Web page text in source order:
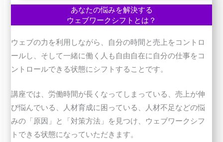
あなたの悩みを解決する
ウェブワークシフトとは？
ウェブの力を利用しながら、自分の時間と売上をコントロ
ールし、そして一緒に働く人も自由自在に自分の仕事をコ
ントロールできる状態にシフトすることです。
講座では、労働時間が長くなってしまっている、売上が伸
び悩んでいる、人材育成に困っている、人材不足などの悩
みの「原因」と「対策方法」を見つけ、ウェブワークシフ
トできる状態になっていただきます。